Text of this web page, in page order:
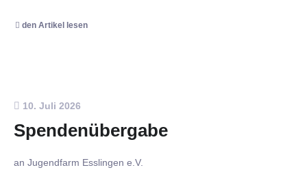
den Artikel lesen
10. Juli 2026
Spendenübergabe
an Jugendfarm Esslingen e.V.